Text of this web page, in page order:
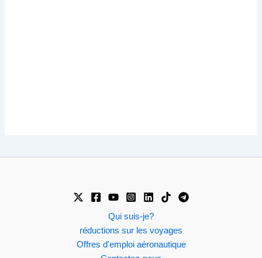
Qui suis-je?
réductions sur les voyages
Offres d'emploi aéronautique